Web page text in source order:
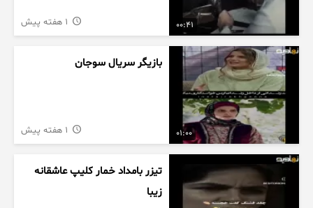
00:41
01:00
بازیگر سریال سوجان
تیزر بامداد خمار کلیپ عاشقانه
زیبا